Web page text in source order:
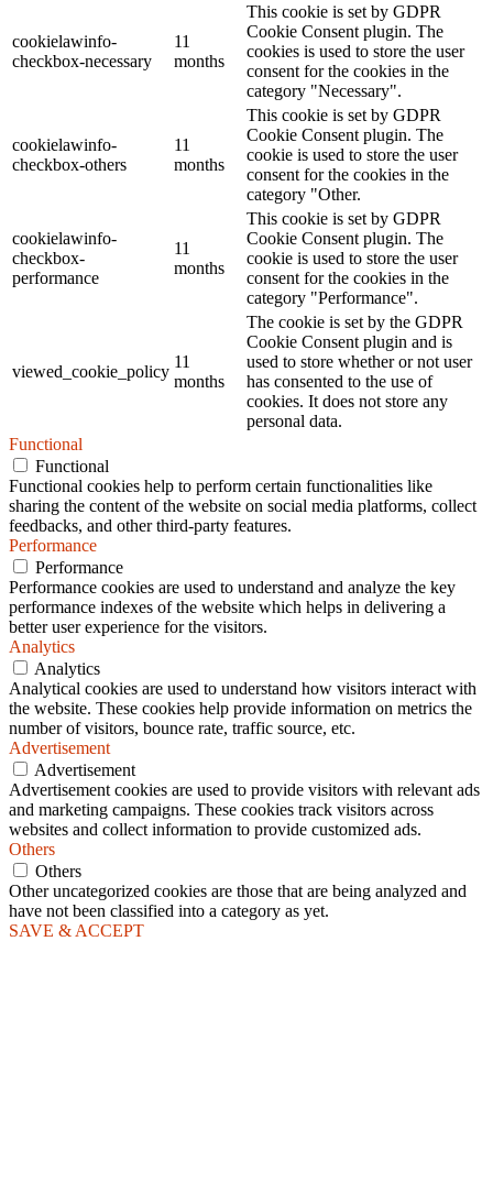
cookielawinfo-
checkbox-necessary
11
months
This cookie is set by GDPR
Cookie Consent plugin. The
cookies is used to store the user
consent for the cookies in the
category "Necessary".
cookielawinfo-
checkbox-others
11
months
This cookie is set by GDPR
Cookie Consent plugin. The
cookie is used to store the user
consent for the cookies in the
category "Other.
cookielawinfo-
checkbox-
performance
11
months
This cookie is set by GDPR
Cookie Consent plugin. The
cookie is used to store the user
consent for the cookies in the
category "Performance".
viewed_cookie_policy
11
months
The cookie is set by the GDPR
Cookie Consent plugin and is
used to store whether or not user
has consented to the use of
cookies. It does not store any
personal data.
Functional
Functional
Functional cookies help to perform certain functionalities like
sharing the content of the website on social media platforms, collect
feedbacks, and other third-party features.
Performance
Performance
Performance cookies are used to understand and analyze the key
performance indexes of the website which helps in delivering a
better user experience for the visitors.
Analytics
Analytics
Analytical cookies are used to understand how visitors interact with
the website. These cookies help provide information on metrics the
number of visitors, bounce rate, traffic source, etc.
Advertisement
Advertisement
Advertisement cookies are used to provide visitors with relevant ads
and marketing campaigns. These cookies track visitors across
websites and collect information to provide customized ads.
Others
Others
Other uncategorized cookies are those that are being analyzed and
have not been classified into a category as yet.
SAVE & ACCEPT